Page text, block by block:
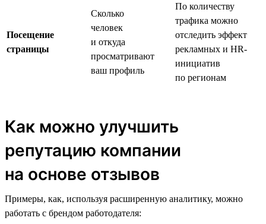
Посещение
страницы
Сколько
человек
и откуда
просматривают
ваш профиль
По количеству
трафика можно
отследить эффект
рекламных и HR-
инициатив
по регионам
Как можно улучшить
репутацию компании
на основе отзывов
Примеры, как, используя расширенную аналитику, можно
работать с брендом работодателя: